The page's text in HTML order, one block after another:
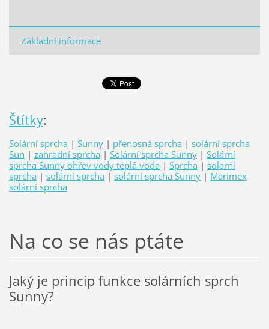
Základní informace
Štítky:
Solární sprcha | Sunny | přenosná sprcha | solární sprcha
Sun | zahradní sprcha | Solární sprcha Sunny | Solární
sprcha Sunny ohřev vody teplá voda | Sprcha | solarní
sprcha | solární sprcha | solární sprcha Sunny | Marimex
solární sprcha
Na co se nás ptáte
Jaký je princip funkce solárních sprch
Sunny?